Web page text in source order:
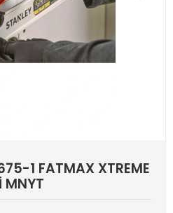
1 FATMAX XTREME
MNYT